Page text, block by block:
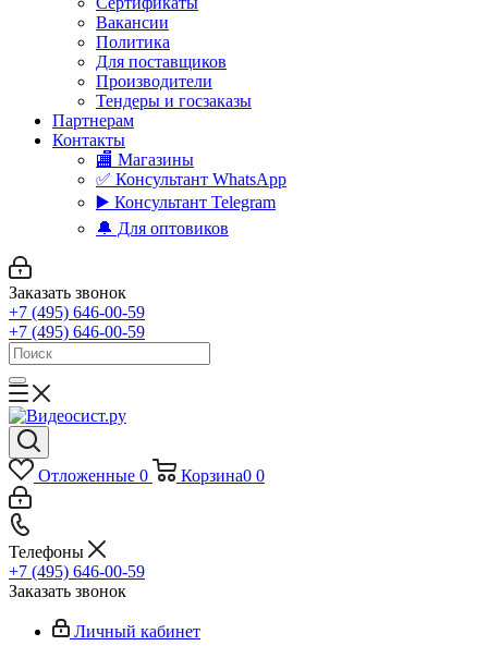
Вакансии
Политика
Для поставщиков
Производители
Тендеры и госзаказы
Партнерам
Контакты
🏬 Магазины
✅️ Консультант WhatsApp
▶️ Консультант Telegram
🔔 Для оптовиков
Заказать звонок
+7 (495) 646-00-59
+7 (495) 646-00-59
Отложенные 0 Корзина0 0
Телефоны
+7 (495) 646-00-59
Заказать звонок
Личный кабинет